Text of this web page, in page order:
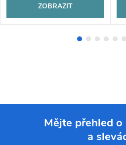
ZOBRAZIT
Mějte přehled
a